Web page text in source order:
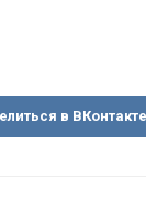
в ВКонтакте